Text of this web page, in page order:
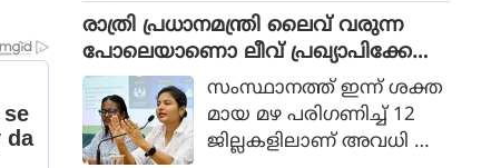
മൊഹ്സിന്‍ നഖ്വി
വ്യാഴാഴ്ച പറഞ്ഞു. കര
സേനാ മേധാവി ഫീല്‍ഡ്
മാര്‍ഷല്‍ സയ്യിദ് അസിം
മുനീറിന്റെ അടുത്ത
യാളായി അറിയപ്പെടുന്ന ന
രാത്രി പ്രധാനമന്ത്രി ലൈവ് വരുന്ന
പോലെയാണൊ ലീവ് പ്രഖ്യാപിക്കേണ്ട
ത്, എറണാകുളം ജില്ലാ കളക്ടർ
ക്കെതിരെ വിമർശനം
സംസ്ഥാനത്ത് ഇന്ന് ശക്ത
മായ മഴ പരിഗണിച്ച് 12
ജില്ലകളിലാണ് അവധി പ്ര